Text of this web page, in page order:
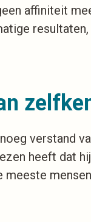
affiniteit
verstand
heeft dat